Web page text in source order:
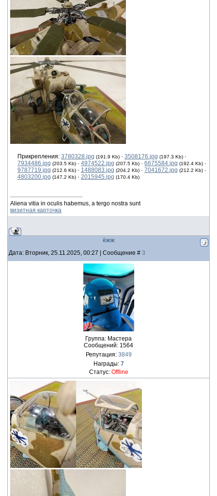
Прикрепления: 3780328.jpg (191.9 Kb) · 3508176.jpg (197.3 Kb) ·
7934486.jpg (203.5 Kb) · 4974522.jpg (207.5 Kb) · 6675584.jpg (192.4 Kb) ·
9787719.jpg (212.6 Kb) · 1488083.jpg (204.2 Kb) · 7041672.jpg (212.2 Kb) ·
4803200.jpg (147.2 Kb) · 2015945.jpg (170.4 Kb)
Aliena vitia in oculis habemus, a tergo nostra sunt
визитная карточка
ёжж
Дата: Вторник, 25.11.2025, 00:27 | Сообщение # 3
Группа: Мастера
Сообщений: 1564
Репутация: 3849
Награды: 7
Статус: Offline